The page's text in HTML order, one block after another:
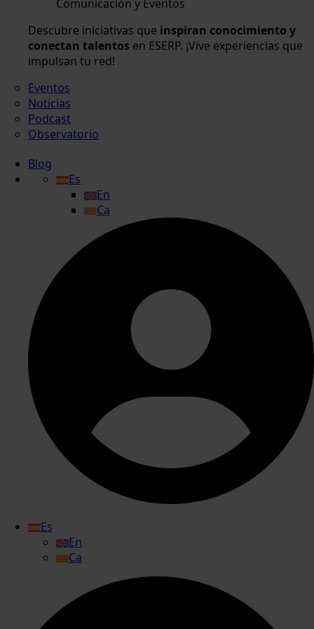
Comunicación y Eventos
Descubre iniciativas que inspiran conocimiento y
conectan talentos en ESERP. ¡Vive experiencias que
impulsan tu red!
Eventos
Noticias
Podcast
Observatorio
Blog
Es
En
Ca
Es
En
Ca